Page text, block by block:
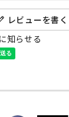
レビューを書く
知らせる